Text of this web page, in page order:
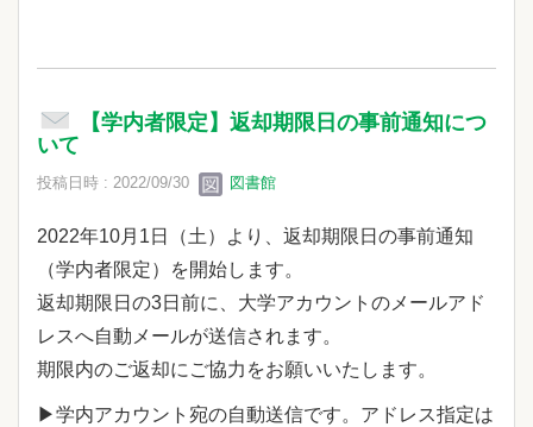
【学内者限定】返却期限日の事前通知につ
いて
投稿日時 : 2022/09/30 図書館
2022年10月1日（土）より、返却期限日の事前通知
（学内者限定）を開始します。
返却期限日の3日前に、大学アカウントのメールアド
レスへ自動メールが送信されます。
期限内のご返却にご協力をお願いいたします。
▶学内アカウント宛の自動送信です。アドレス指定は